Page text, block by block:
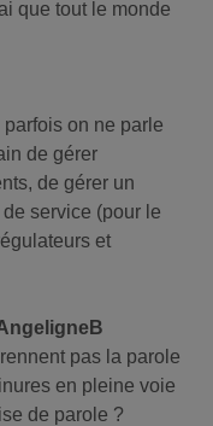
que tout le monde
parfois on ne parle
de gérer
de gérer un
service (pour le
et
pas la parole
en pleine voie
de parole ?